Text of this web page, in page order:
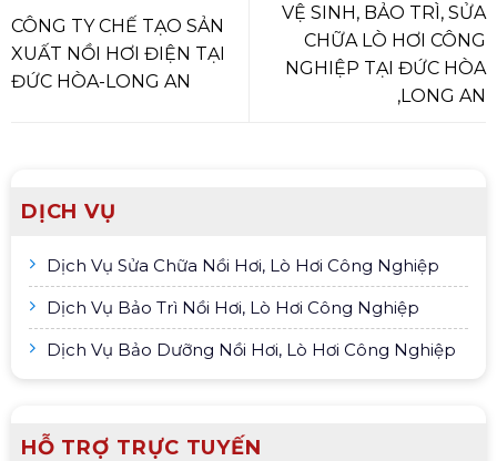
DỊCH VỤ
Dịch Vụ Sửa Chữa Nồi Hơi, Lò Hơi Công Nghiệp
Dịch Vụ Bảo Trì Nồi Hơi, Lò Hơi Công Nghiệp
Dịch Vụ Bảo Dưỡng Nồi Hơi, Lò Hơi Công Nghiệp
HỖ TRỢ TRỰC TUYẾN
CÔNG TY CHẾ TẠO SẢN
XUẤT NỒI HƠI ĐIỆN TẠI
ĐỨC HÒA-LONG AN
VỆ SINH, BẢO TRÌ, SỬA
CHỮA LÒ HƠI CÔNG
NGHIỆP TẠI ĐỨC HÒA
,LONG AN